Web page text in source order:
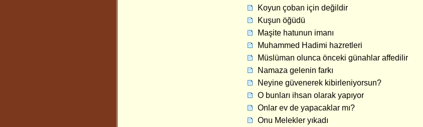
Koyun çoban için değildir
Kuşun öğüdü
Maşite hatunun imanı
Muhammed Hadimi hazretleri
Müslüman olunca önceki günahlar affedilir
Namaza gelenin farkı
Neyine güvenerek kibirleniyorsun?
O bunları ihsan olarak yapıyor
Onlar ev de yapacaklar mı?
Onu Melekler yıkadı